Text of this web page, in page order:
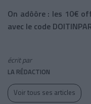
On adôôre : les 10€
avec le code
écrit par
LA RÉDACTION
Voir tous ses articles